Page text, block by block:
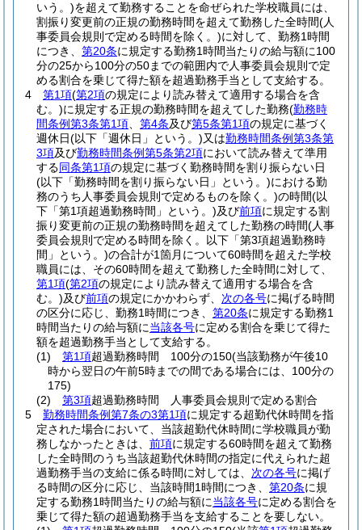
いう。)を超えて勤務することを命ぜられた学校職員には、
割振り変更前の正規の勤務時間を超えて勤務した全時間(人
事委員会規則で定める時間を除く。)に対して、勤務1時間
につき、 第20条に規定する勤務1時間当たりの給与額に100
分の25から100分の50までの範囲内で人事委員会規則で定
める割合を乗じて得た額を超過勤務手当として支給する。
4
第1項(第2項の規定により読み替えて適用する場合を含
む。)に規定する正規の勤務時間を超えてした勤務(勤務時
間条例第3条第1項
第4条及び第5条第1項の規定に基づく
週休日(以下「週休日」という。)又は勤務時間条例第3条第
3項及び勤務時間条例第5条第2項において読み替えて準用
する同条第1項の規定に基づく勤務時間を割り振らない日
(以下「勤務時間を割り振らない日」という。)における勤
務のうち人事委員会規則で定めるものを除く。)の時間(以
下「第1項超過勤務時間」という。)及び前項に規定する割
振り変更前の正規の勤務時間を超えてした勤務の時間(人事
委員会規則で定める時間を除く。以下「第3項超過勤務時
間」という。)の合計が1箇月について60時間を超えた学校
職員には、その60時間を超えて勤務した全時間に対して、
第1項(第2項の規定により読み替えて適用する場合を含
む。)及び前項の規定にかかわらず、 次の各号に掲げる時間
の区分に応じ、勤務1時間につき、 第20条に規定する勤務1
時間当たりの給与額に当該各号に定める割合を乗じて得た
額を超過勤務手当として支給する。
(1)
第1項超過勤務時間 100分の150(当該勤務が午後10
時から翌日の午前5時までの間である場合には、100分の
175)
(2)
第3項超過勤務時間 人事委員会規則で定める割合
5
勤務時間条例第7条の3第1項に規定する超勤代休時間を指
定された場合において、当該超勤代休時間に学校職員が勤
務しなかったときは、 前項に規定する60時間を超えて勤務
した全時間のうち当該超勤代休時間の指定に代えられた超
過勤務手当の支給に係る時間に対しては、 次の各号に掲げ
る時間の区分に応じ、当該時間1時間につき、 第20条に規
定する勤務1時間当たりの給与額に当該各号に定める割合を
乗じて得た額の超過勤務手当を支給することを要しない。